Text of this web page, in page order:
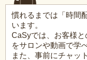
慣れるまでは「時間
います。
CaSyでは、お客様
をサロンや動画で学
また、事前にチャッ